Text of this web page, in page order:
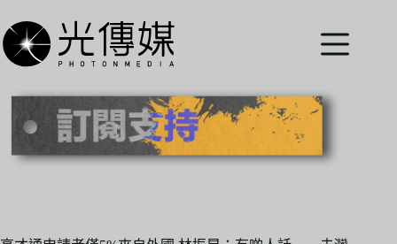
至
主
內